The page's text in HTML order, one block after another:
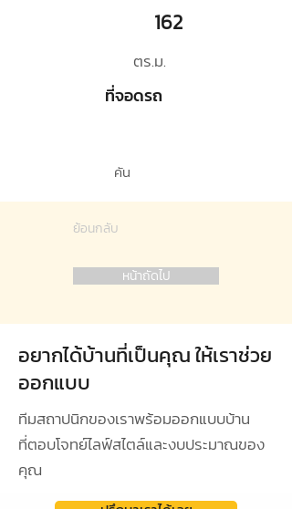
162
ตร.ม.
ที่จอดรถ
คัน
ย้อนกลับ
หน้าถัดไป
อยากได้บ้านที่เป็นคุณ ให้เราช่วย
ออกแบบ
ทีมสถาปนิกของเราพร้อมออกแบบบ้าน
ที่ตอบโจทย์ไลฟ์สไตล์และงบประมาณของ
คุณ